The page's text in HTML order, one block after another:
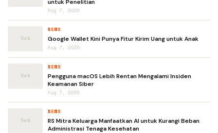
untuk Penelitian
Aug 7, 2026
NEWS
Google Wallet Kini Punya Fitur Kirim Uang untuk Anak
Aug 7, 2026
NEWS
Pengguna macOS Lebih Rentan Mengalami Insiden
Keamanan Siber
Aug 7, 2026
NEWS
RS Mitra Keluarga Manfaatkan AI untuk Kurangi Beban
Administrasi Tenaga Kesehatan